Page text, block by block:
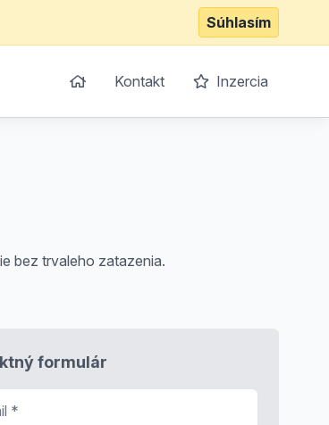
Súhlasím
Kontakt Inzercia
bez trvaleho zatazenia.
formulár